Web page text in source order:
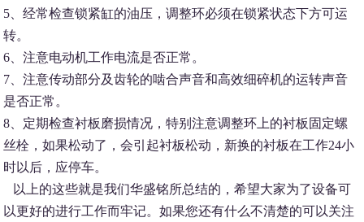
5、经常检查锁紧缸的油压，调整环必须在锁紧状态下方可运
转。
6、注意电动机工作电流是否正常。
7、注意传动部分及齿轮的啮合声音和高效细碎机的运转声音
是否正常。
8、定期检查衬板磨损情况，特别注意调整环上的衬板固定螺
丝栓，如果松动了，会引起衬板松动，新换的衬板在工作24小
时以后，应停车。
以上的这些就是我们华盛铭所总结的，希望大家为了设备可
以更好的进行工作而牢记。如果您还有什么不清楚的可以关注